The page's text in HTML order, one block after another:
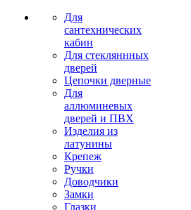
Для
сантехнических
кабин
Для стекляннных
дверей
Цепочки дверные
Для
аллюминевых
дверей и ПВХ
Изделия из
латунины
Крепеж
Ручки
Доводчики
Замки
Глазки